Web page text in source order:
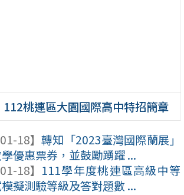
112桃連區大園國際高中特招簡章
18】 轉知「2023臺灣國際蘭展」
優惠票券，並鼓勵踴躍 ...
18】 111學年度桃連區高級中等
擬測驗等級及答對題數 ...